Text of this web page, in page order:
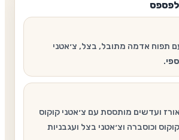
תפוח אדמה מתובל, בצל, צ׳אטני
.
ועדשים מותססת עם צ׳אטני קוקוס
וכוסברה וצ׳אטני בצל ועגבניות